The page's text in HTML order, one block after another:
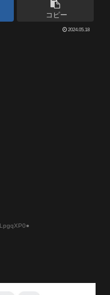
コピー
2024.05.18